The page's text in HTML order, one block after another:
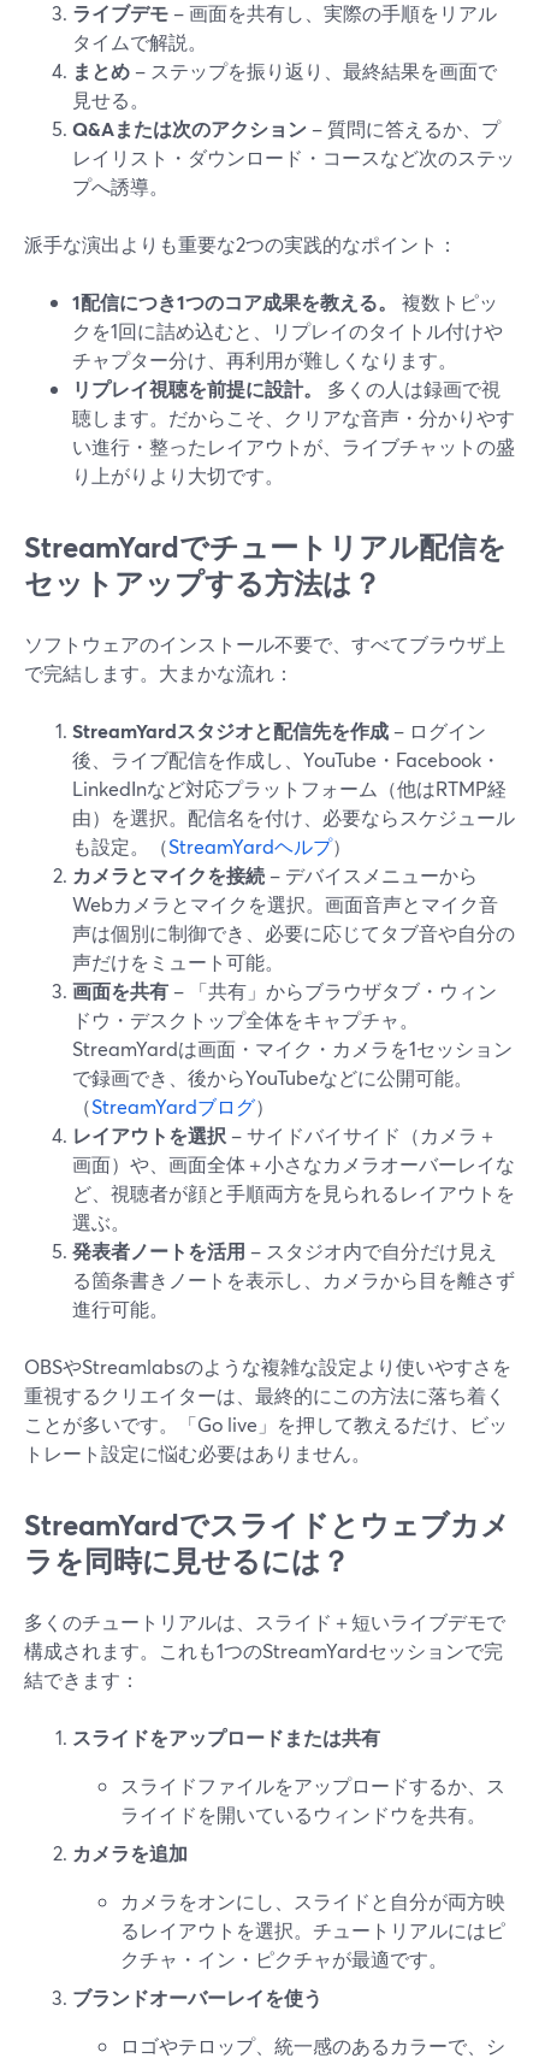
ライブデモ – 画面を共有し、実際の手順をリアル
タイムで解説。
まとめ – ステップを振り返り、最終結果を画面で
見せる。
Q&Aまたは次のアクション – 質問に答えるか、プ
レイリスト・ダウンロード・コースなど次のステッ
プへ誘導。
派手な演出よりも重要な2つの実践的なポイント：
1配信につき1つのコア成果を教える。
複数トピッ
クを1回に詰め込むと、リプレイのタイトル付けや
チャプター分け、再利用が難しくなります。
リプレイ視聴を前提に設計。
多くの人は録画で視
聴します。だからこそ、クリアな音声・分かりやす
い進行・整ったレイアウトが、ライブチャットの盛
り上がりより大切です。
StreamYardでチュートリアル配信を
セットアップする方法は？
ソフトウェアのインストール不要で、すべてブラウザ上
で完結します。大まかな流れ：
StreamYardスタジオと配信先を作成 – ログイン
後、ライブ配信を作成し、YouTube・Facebook・
LinkedInなど対応プラットフォーム（他はRTMP経
由）を選択。配信名を付け、必要ならスケジュール
も設定。（StreamYardヘルプ）
カメラとマイクを接続 – デバイスメニューから
Webカメラとマイクを選択。画面音声とマイク音
声は個別に制御でき、必要に応じてタブ音や自分の
声だけをミュート可能。
画面を共有 – 「共有」からブラウザタブ・ウィン
ドウ・デスクトップ全体をキャプチャ。
StreamYardは画面・マイク・カメラを1セッション
で録画でき、後からYouTubeなどに公開可能。
（StreamYardブログ）
レイアウトを選択 – サイドバイサイド（カメラ＋
画面）や、画面全体＋小さなカメラオーバーレイな
ど、視聴者が顔と手順両方を見られるレイアウトを
選ぶ。
発表者ノートを活用 – スタジオ内で自分だけ見え
る箇条書きノートを表示し、カメラから目を離さず
進行可能。
OBSやStreamlabsのような複雑な設定より使いやすさを
重視するクリエイターは、最終的にこの方法に落ち着く
ことが多いです。「Go live」を押して教えるだけ、ビッ
トレート設定に悩む必要はありません。
StreamYardでスライドとウェブカメ
ラを同時に見せるには？
多くのチュートリアルは、スライド＋短いライブデモで
構成されます。これも1つのStreamYardセッションで完
結できます：
スライドをアップロードまたは共有
スライドファイルをアップロードするか、ス
ライイドを開いているウィンドウを共有。
カメラを追加
カメラをオンにし、スライドと自分が両方映
るレイアウトを選択。チュートリアルにはピ
クチャ・イン・ピクチャが最適です。
ブランドオーバーレイを使う
ロゴやテロップ、統一感のあるカラーで、シ